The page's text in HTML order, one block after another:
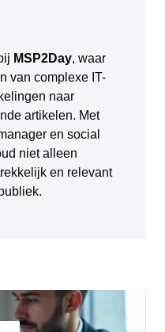
MSP2Day, waar
van complexe IT-
naar
artikelen. Met
en social
niet alleen
en relevant